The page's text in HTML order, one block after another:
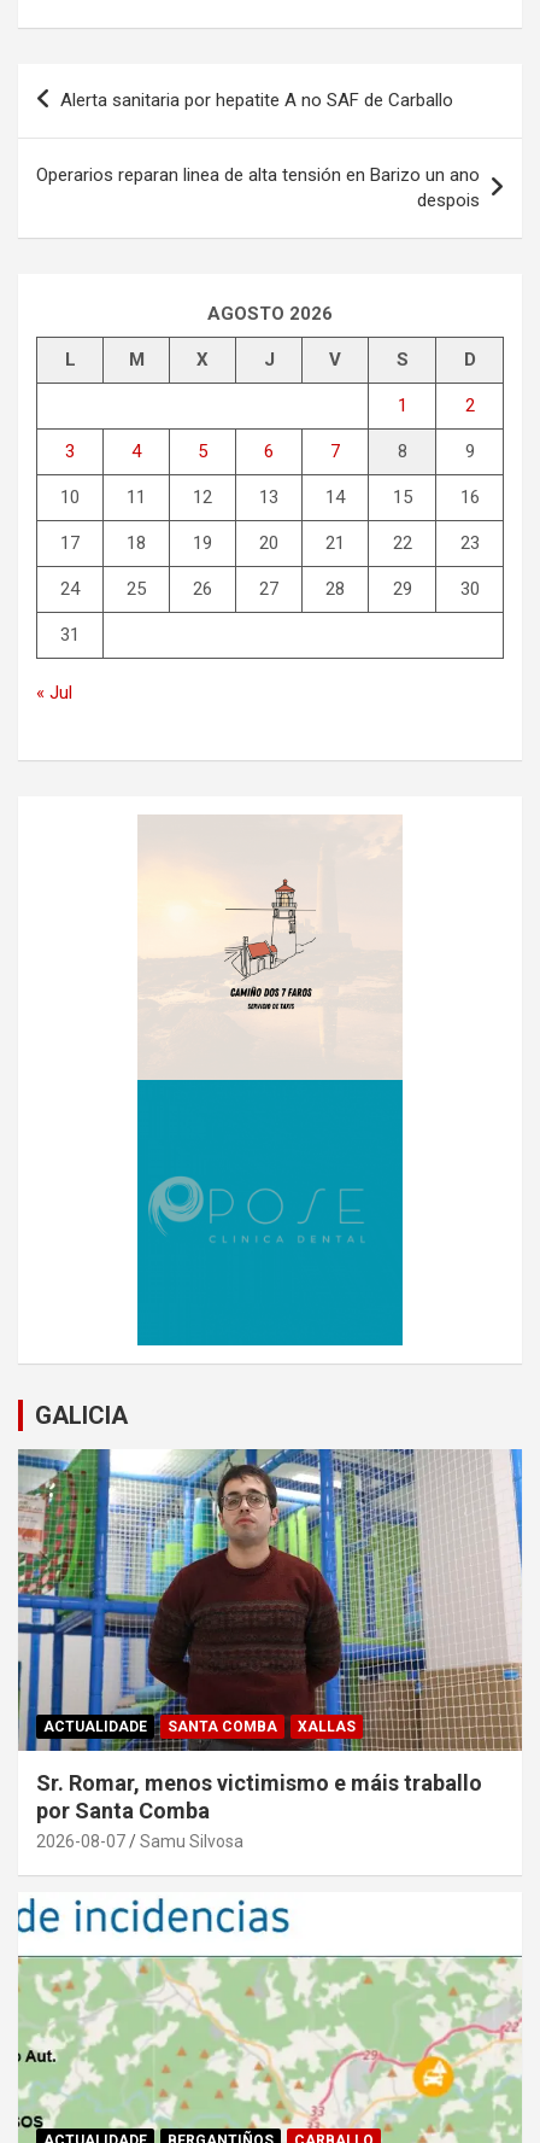
Navegación
de
Alerta sanitaria por hepatite A no SAF de Carballo
Operarios reparan linea de alta tensión en Barizo un ano
despois
AGOSTO 2026
L M X J V S D
1 2
3 4 5 6 7 8 9
10 11 12 13 14 15 16
17 18 19 20 21 22 23
24 25 26 27 28 29 30
31
« Jul
GALICIA
ACTUALIDADE SANTA COMBA XALLAS
Sr. Romar, menos victimismo e máis traballo
por Santa Comba
2026-08-07 Samu Silvosa